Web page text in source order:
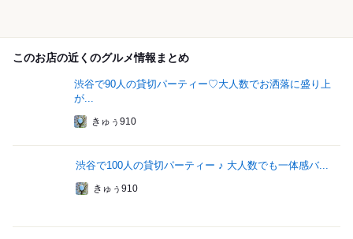
このお店の近くのグルメ情報まとめ
渋谷で90人の貸切パーティー♡大人数でお洒落に盛り上
が...
きゅぅ910
渋谷で100人の貸切パーティー ♪ 大人数でも一体感バ...
きゅぅ910